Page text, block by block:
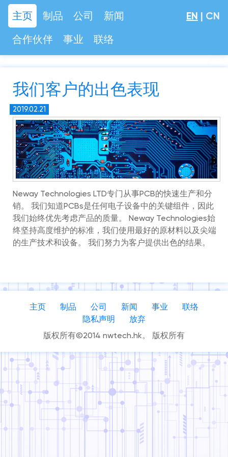
EN | CN
主页 制品 公司
新闻
合作伙伴
事业 联络
我们客户的出色表现
2019.02.21
Neway Technologies LTD专门从事PCB的快速生产和分
销。 我们知道PCBs是任何电子设备中的关键组件，因此
我们始终优先考虑产品的质量。 Neway Technologies始
终坚持高度维护的标准，我们使用最好的原材料以及尖端
的生产技术和设备。 我们努力为客户提供出色的结果。
主页 制品 公司 新闻 事业
联络
隐私声明
放弃
版权所有©2014 nwtech.hk。 版权所有